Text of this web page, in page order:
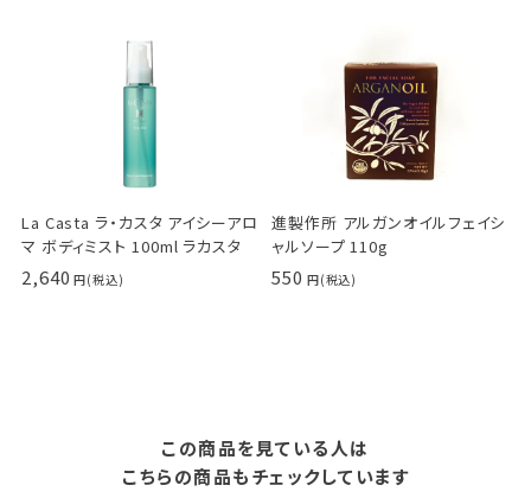
La Casta ラ・カスタ アイシーアロ
マ ボディミスト 100ml ラカスタ
2,640
進製作所 アルガンオイルフェイシ
ャルソープ 110g
550
この商品を見ている人は
こちらの商品もチェックしています